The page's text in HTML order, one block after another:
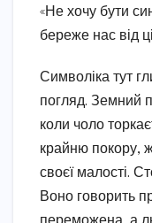
«Не хочу бути
береже нас від
Символіка тут
погляд. Земний
коли чоло
крайню покору,
своєї малості.
Воно говорить